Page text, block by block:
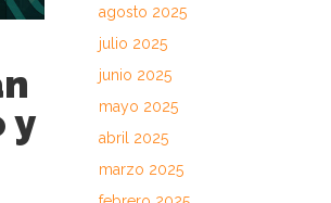
y
agosto 2025
julio 2025
junio 2025
mayo 2025
abril 2025
marzo 2025